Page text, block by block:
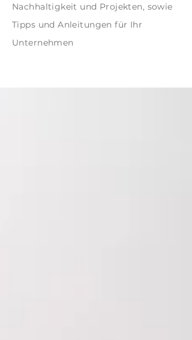
Nachhaltigkeit und Projekten, sowie
Tipps und Anleitungen für Ihr
Unternehmen